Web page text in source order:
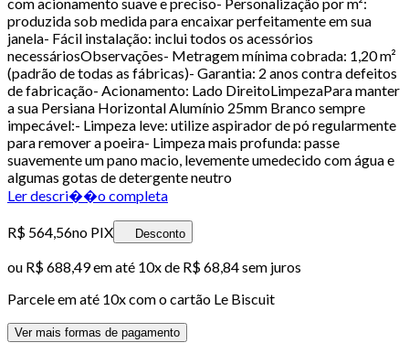
produzida sob medida para encaixar perfeitamente em sua
janela- Fácil instalação: inclui todos os acessórios
necessáriosObservações- Metragem mínima cobrada: 1,20 m²
(padrão de todas as fábricas)- Garantia: 2 anos contra defeitos
de fabricação- Acionamento: Lado DireitoLimpezaPara manter
a sua Persiana Horizontal Alumínio 25mm Branco sempre
impecável:- Limpeza leve: utilize aspirador de pó regularmente
para remover a poeira- Limpeza mais profunda: passe
suavemente um pano macio, levemente umedecido com água e
algumas gotas de detergente neutro
Ler descri��o completa
R$ 564,56no PIX Desconto
ou R$ 688,49em até 10x de R$ 68,84 sem juros
Parcele em até 10x com o cartão Le Biscuit
Ver mais formas de pagamento